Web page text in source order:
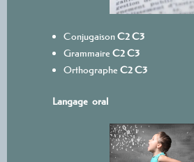
ConjugaisonC2C3
Grammaire C2C3
Orthographe C2C3
Langage oral